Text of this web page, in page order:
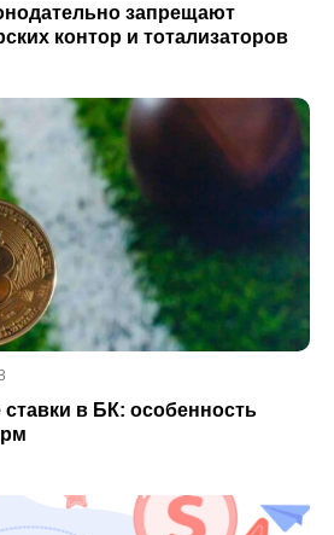
запрещают
контор и тотализаторов
в БК: особенность